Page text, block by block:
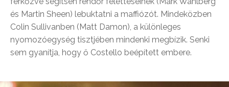
és Martin Sheen) lebuktatni a maffiózót. Mindeközben
Colin Sullivanben (Matt Damon), a különleges
nyomozóegység tisztjében mindenki megbízik. Senki
sem gyanítja, hogy ő Costello beépített embere.